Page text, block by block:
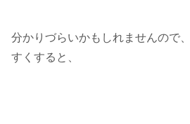
分かりづらいかもしれませんので
すくすると、